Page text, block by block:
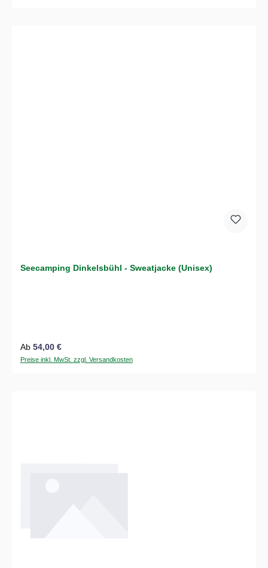
Seecamping Dinkelsbühl - Sweatjacke (Unisex)
Regulärer Preis:
Ab 54,00 €
Preise inkl. MwSt. zzgl. Versandkosten